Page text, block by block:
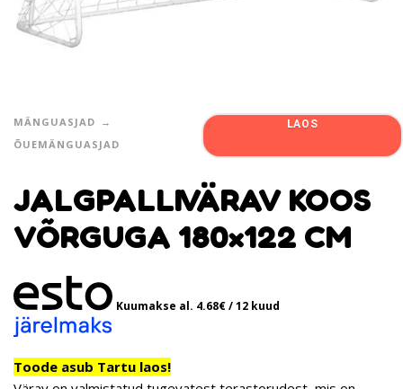
MÄNGUASJAD
ÕUEMÄNGUASJAD
LAOS
JALGPALLIVÄRAV KOOS
VÕRGUGA 180×122 CM
Kuumakse al. 4.68€/ 12 kuud
Toode asub Tartu laos!